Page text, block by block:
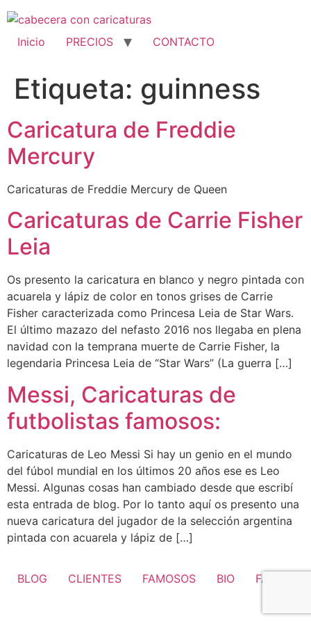
al
contenido
Inicio PRECIOS CONTACTO
Etiqueta: guinness
Caricatura de Freddie
Mercury
Caricaturas de Freddie Mercury de Queen
Caricaturas de Carrie Fisher
Leia
Os presento la caricatura en blanco y negro pintada con
acuarela y lápiz de color en tonos grises de Carrie
Fisher caracterizada como Princesa Leia de Star Wars.
El último mazazo del nefasto 2016 nos llegaba en plena
navidad con la temprana muerte de Carrie Fisher, la
legendaria Princesa Leia de “Star Wars” (La guerra […]
Messi, Caricaturas de
futbolistas famosos:
Caricaturas de Leo Messi Si hay un genio en el mundo
del fúbol mundial en los últimos 20 años ese es Leo
Messi. Algunas cosas han cambiado desde que escribí
esta entrada de blog. Por lo tanto aquí os presento una
nueva caricatura del jugador de la selección argentina
pintada con acuarela y lápiz de […]
BLOG CLIENTES FAMOSOS BIO FAQ